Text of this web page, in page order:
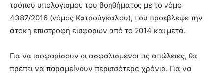
τρόπου υπολογισμού του βοηθήματος με το νόμο
4387/2016 (νόμος Κατρούγκαλου), που προέβλεψε την
άτοκη επιστροφή εισφορών από το 2014 και μετά.
Για να ισοφαρίσουν οι ασφαλισμένοι τις απώλειες, θα
πρέπει να παραμείνουν περισσότερα χρόνια. Για να